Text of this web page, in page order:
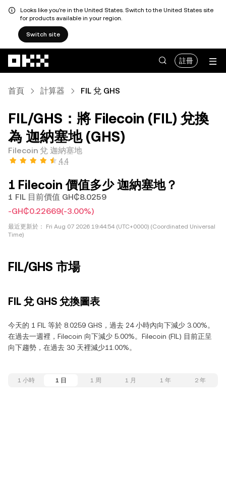
Looks like you're in the United States. Switch to the United States site
for products available in your region.
Switch site
註冊
首頁 計算器 FIL 兌 GHS
FIL/GHS：將 Filecoin (FIL) 兌換
為 迦納塞地 (GHS)
Filecoin 兌 迦納塞地
4.4
1 Filecoin 價值多少 迦納塞地？
1 FIL 目前價值 GH₵8.0259
-GH₵0.22669(-3.00%)
最近更新於：
Fri Aug 07 2026 19:44:54 (UTC+0000) (Coordinated Universal
Time)
FIL/GHS 市場
FIL 兌 GHS 兌換圖表
今天的 1 FIL 等於 8.0259 GHS，過去 24 小時內向下減少 3.00%。
在過去一週裡，Filecoin 向下減少 5.00%。Filecoin (FIL) 目前正呈
向下趨勢，在過去 30 天裡減少11.00%。
1 小時 1 日 1 周 1 月 1 年 2 年